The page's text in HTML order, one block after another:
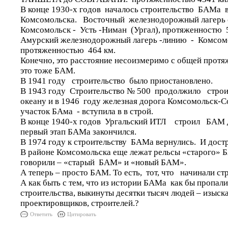
В конце 1930-х годов началось строительство БАМа
Комсомольска. Восточный железнодорожный лагерь
Комсомольск - Усть -Ниман (Ургал),
Амурский железнодорожный лагерь -линию -
протяженностью 464 км.
Конечно, это расстояние несоизмеримо с общей
это тоже БАМ.
В 1941 году строительство было приостановлено.
В 1943 году Строительство № 500 продолжило
океану и в 1946 году железная дорога Комсомольск-
участок БАма - вступила в в строй.
В конце 1940-х годов Ургальский ИТЛ строил БАМ
первый этап БАМа закончился.
В 1974 году к строительству БАМа вернулись. И
В районе Комсомольска еще лежат рельсы
говорили – «старый БАМ» и «новый БАМ».
А теперь – просто БАМ. То есть, тот, что начинали
А как быть с тем, что из истории БАМа как бы пропали
строительства, выкинуты десятки тысяч людей –
проектировщиков, строителей.?
Ответить Цитировать